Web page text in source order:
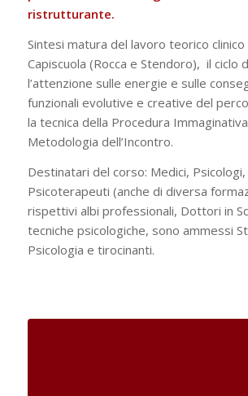
ristrutturante.
Sintesi matura del lavoro teorico
Capiscuola (Rocca e Stendoro), il ciclo
l’attenzione sulle energie e sulle
funzionali evolutive e creative del
la tecnica della Procedura
Metodologia dell’Incontro.
Destinatari del corso: Medici,
Psicoterapeuti (anche di diversa
rispettivi albi professionali, Dottori in
tecniche psicologiche, sono ammessi
Psicologia e tirocinanti.